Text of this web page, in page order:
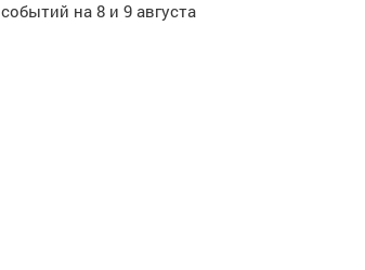
событий на 8 и 9 августа